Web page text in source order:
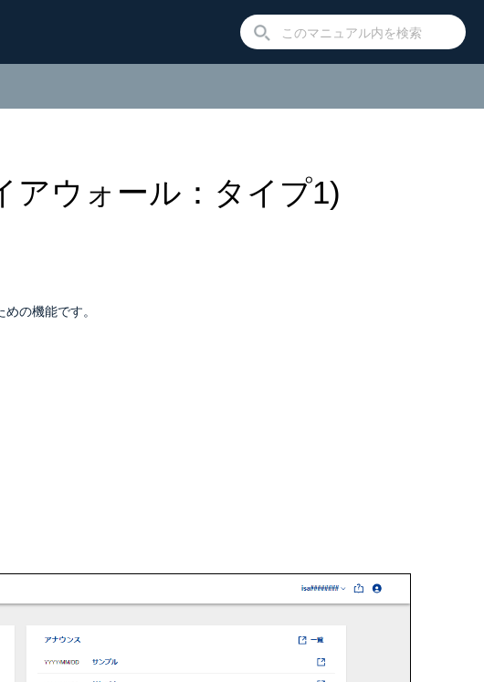
アウォール：タイプ1)
の機能です。